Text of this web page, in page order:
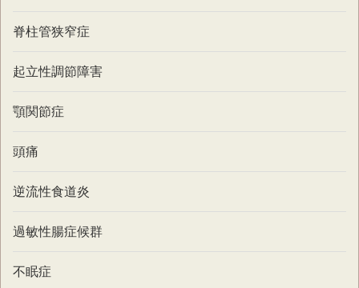
脊柱管狭窄症
起立性調節障害
顎関節症
頭痛
逆流性食道炎
過敏性腸症候群
不眠症